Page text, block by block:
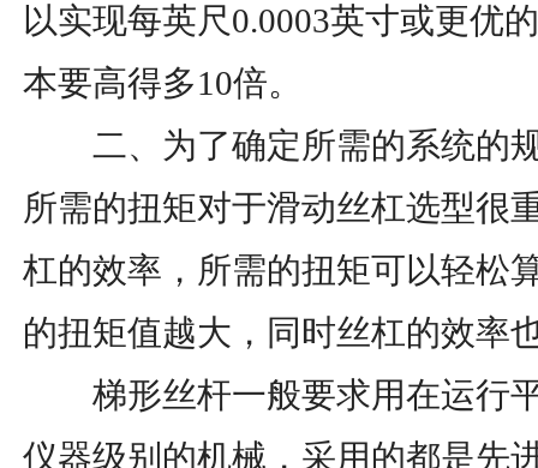
以实现每英尺0.0003英寸或更优
本要高得多10倍。
二、为了确定所需的系统的
所需的扭矩对于滑动丝杠选型很
杠的效率，所需的扭矩可以轻松
的扭矩值越大，同时丝杠的效率
梯形丝杆一般要求用在运行
仪器级别的机械，采用的都是先